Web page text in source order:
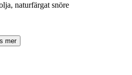
naturfärgat snöre
mer